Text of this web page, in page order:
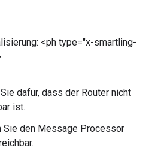
<ph type="x-smartling-
dafür, dass der Router nicht
ist.
Sie den Message Processor